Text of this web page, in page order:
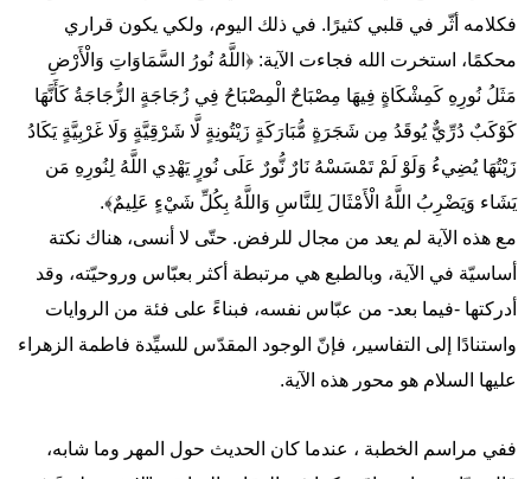
فكلامه أثّر في قلبي كثيرًا. في ذلك اليوم، ولكي يكون قراري
محكمًا، استخرت الله فجاءت الآية: ﴿اللَّهُ نُورُ السَّمَاوَاتِ وَالْأَرْضِ
مَثَلُ نُورِهِ كَمِشْكَاةٍ فِيهَا مِصْبَاحٌ الْمِصْبَاحُ فِي زُجَاجَةٍ الزُّجَاجَةُ كَأَنَّهَا
كَوْكَبٌ دُرِّيٌّ يُوقَدُ مِن شَجَرَةٍ مُّبَارَكَةٍ زَيْتُونِةٍ لَّا شَرْقِيَّةٍ وَلَا غَرْبِيَّةٍ يَكَادُ
زَيْتُهَا يُضِيءُ وَلَوْ لَمْ تَمْسَسْهُ نَارٌ نُّورٌ عَلَى نُورٍ يَهْدِي اللَّهُ لِنُورِهِ مَن
يَشَاء وَيَضْرِبُ اللَّهُ الْأَمْثَالَ لِلنَّاسِ وَاللَّهُ بِكُلِّ شَيْءٍ عَلِيمٌ﴾.
مع هذه الآية لم يعد من مجال للرفض. حتّى لا أنسى، هناك نكتة
أساسيّة في الآية، وبالطبع هي مرتبطة أكثر بعبّاس وروحيّته، وقد
أدركتها -فيما بعد- من عبّاس نفسه، فبناءً على فئة من الروايات
واستنادًا إلى التفاسير، فإنّ الوجود المقدّس للسيِّدة فاطمة الزهراء
عليها السلام هو محور هذه الآية.
ففي مراسم الخطبة ، عندما كان الحديث حول المهر وما شابه،